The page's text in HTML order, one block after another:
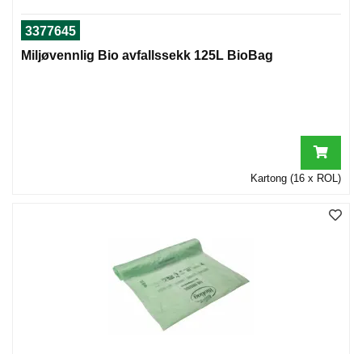
3377645
Miljøvennlig Bio avfallssekk 125L BioBag
Kartong (16 x ROL)